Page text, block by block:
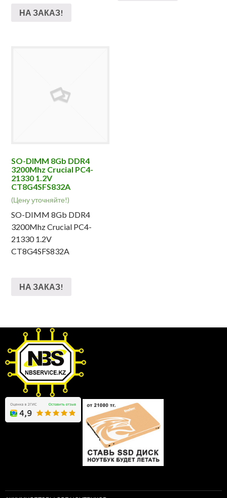
НА ЗАКАЗ!
SO-DIMM 8Gb DDR4
3200Mhz Crucial PC4-
21330 1.2V
CT8G4SFS832A
(Цену уточняйте!)
SO-DIMM 8Gb DDR4
3200Mhz Crucial PC4-
21330 1.2V
CT8G4SFS832A
НА ЗАКАЗ!